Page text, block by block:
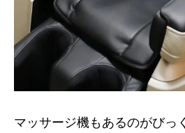
マッサージ機もあるのがびっ